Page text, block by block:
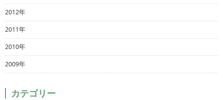
2012年
2011年
2010年
2009年
カテゴリー